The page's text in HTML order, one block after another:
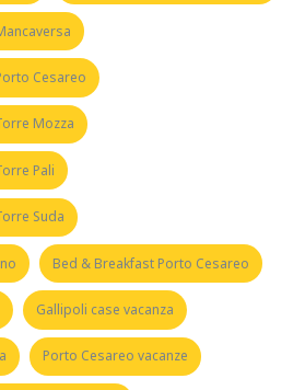
Cesareo
Mozza
Pali
Suda
Bed & Breakfast Porto Cesareo
Gallipoli case vacanza
Porto Cesareo vacanze